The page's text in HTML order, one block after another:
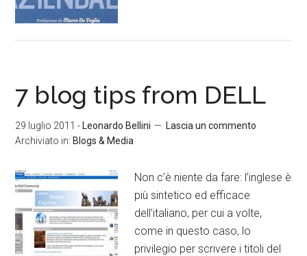
7 blog tips from DELL
29 luglio 2011 - Leonardo Bellini
Lascia un commento
Archiviato in: Blogs & Media
Non c’è niente da fare: l’inglese è
più sintetico ed efficace
dell’italiano, per cui a volte,
come in questo caso, lo
privilegio per scrivere i titoli del